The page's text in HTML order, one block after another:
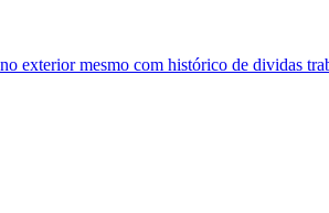
exterior mesmo com histórico de dividas